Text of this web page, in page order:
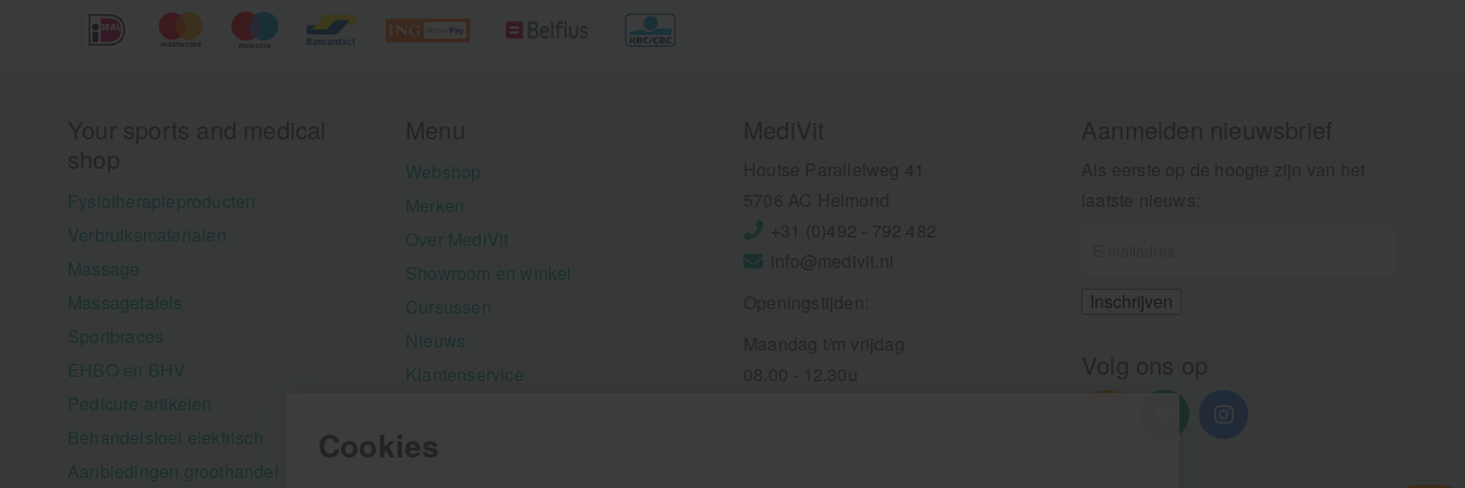
Cookies
Fysiotherapieproducten
Verbruiksmaterialen
Massage
Massagetafels
Sportbraces
EHBO en BHV
Pedicure artikelen
Behandelstoel elektrisch
Aanbiedingen groothandel
Webshop
Merken
Over MediVit
Showroom en winkel
Cursussen
Nieuws
Klantenservice
Aanbiedingen